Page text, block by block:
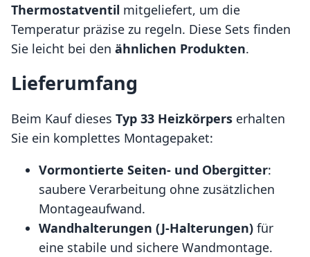
Thermostatventil mitgeliefert, um die
Temperatur präzise zu regeln. Diese Sets finden
Sie leicht bei den ähnlichen Produkten.
Lieferumfang
Beim Kauf dieses Typ 33 Heizkörpers erhalten
Sie ein komplettes Montagepaket:
Vormontierte Seiten- und Obergitter:
saubere Verarbeitung ohne zusätzlichen
Montageaufwand.
Wandhalterungen (J-Halterungen) für
eine stabile und sichere Wandmontage.